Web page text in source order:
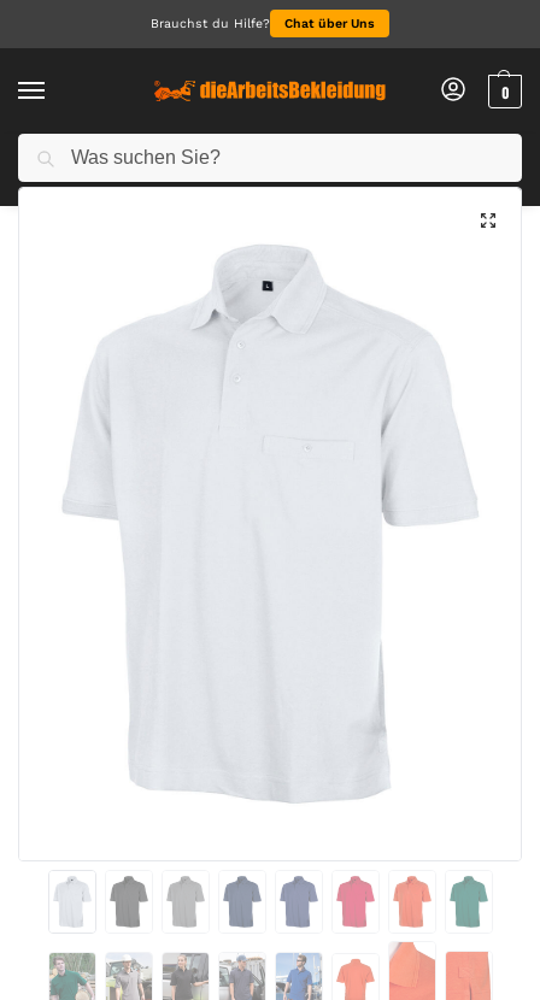
Brauchst du Hilfe? Chat über Uns
0
Start Arbeitskleidung Herren